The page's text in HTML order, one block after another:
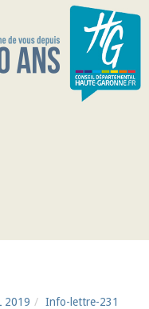
2019
Info-lettre-231